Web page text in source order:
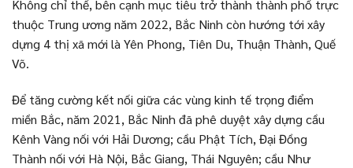
Không chỉ thế, bên cạnh mục tiêu trở thành thành phố trực
thuộc Trung ương năm 2022, Bắc Ninh còn hướng tới xây
dựng 4 thị xã mới là Yên Phong, Tiên Du, Thuận Thành, Quế
Võ.
Để tăng cường kết nối giữa các vùng kinh tế trọng điểm
miền Bắc, năm 2021, Bắc Ninh đã phê duyệt xây dựng cầu
Kênh Vàng nối với Hải Dương; cầu Phật Tích, Đại Đồng
Thành nối với Hà Nội, Bắc Giang, Thái Nguyên; cầu Như